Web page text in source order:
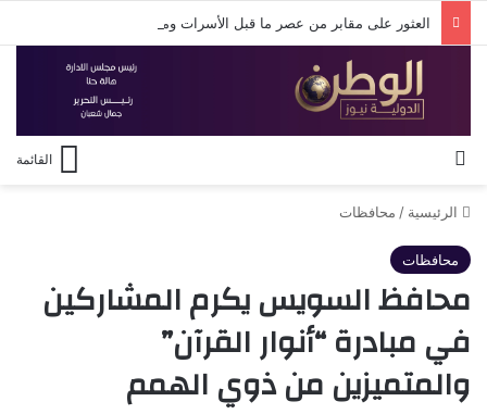
القائمة
الرئيسية / محافظات
محافظات
محافظ السويس يكرم المشاركين
في مبادرة “أنوار القرآن”
والمتميزين من ذوي الهمم